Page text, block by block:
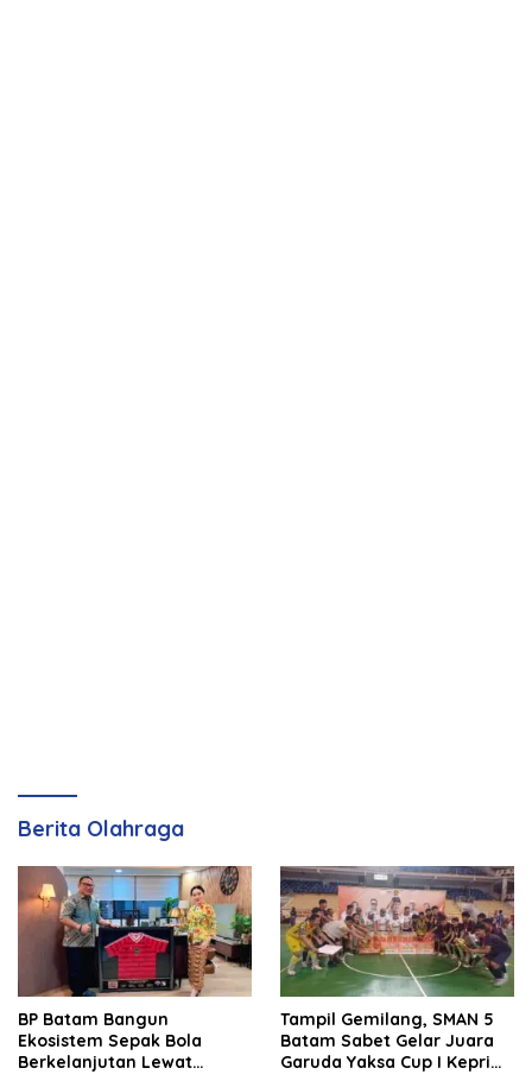
Berita Olahraga
BP Batam Bangun
Ekosistem Sepak Bola
Berkelanjutan Lewat
Tampil Gemilang, SMAN 5
Batam Sabet Gelar Juara
Garuda Yaksa Cup I Kepri